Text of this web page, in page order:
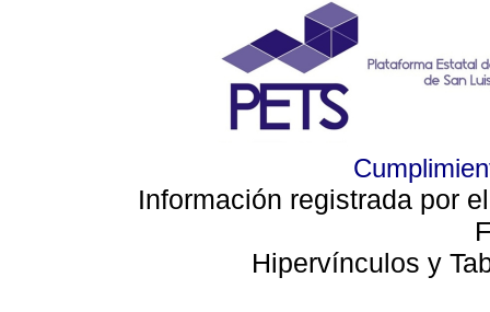
Información registrada por
Hipervínculos y